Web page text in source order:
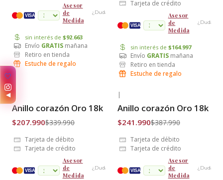
VISA
Asesor
de
Medida
¿Dudas?
sin interés de $92.663
Envío GRATIS mañana
Retiro en tienda
Estuche de regalo
Tarjeta de crédito
VISA
Asesor
de
Medida
¿Dudas?
sin interés de $164.997
Envío GRATIS mañana
Retiro en tienda
Estuche de regalo
Envío Gratis
|
Anillo corazón Oro 18k
$207.990$339.990
Tarjeta de débito
Tarjeta de crédito
VISA
Asesor
de
Medida
¿Dudas? cuotas
Envío Gratis
|
Anillo corazón Oro 18k
$241.990$387.990
Tarjeta de débito
Tarjeta de crédito
VISA
Asesor
de
Medida
¿Dudas?
✨
◀